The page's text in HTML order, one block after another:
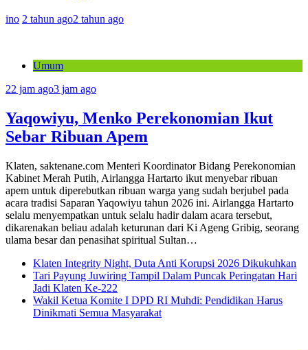
ino 2 tahun ago2 tahun ago
Umum
22 jam ago3 jam ago
Yaqowiyu, Menko Perekonomian Ikut
Sebar Ribuan Apem
Klaten, saktenane.com Menteri Koordinator Bidang Perekonomian
Kabinet Merah Putih, Airlangga Hartarto ikut menyebar ribuan
apem untuk diperebutkan ribuan warga yang sudah berjubel pada
acara tradisi Saparan Yaqowiyu tahun 2026 ini. Airlangga Hartarto
selalu menyempatkan untuk selalu hadir dalam acara tersebut,
dikarenakan beliau adalah keturunan dari Ki Ageng Gribig, seorang
ulama besar dan penasihat spiritual Sultan…
Klaten Integrity Night, Duta Anti Korupsi 2026 Dikukuhkan
Tari Payung Juwiring Tampil Dalam Puncak Peringatan Hari
Jadi Klaten Ke-222
Wakil Ketua Komite I DPD RI Muhdi: Pendidikan Harus
Dinikmati Semua Masyarakat